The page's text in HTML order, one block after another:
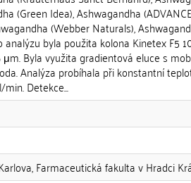
(Green Idea), Ashwagandha
(Webber Naturals),
analýzu byla použita kolona Kinetex F5
μm. Byla využita gradientová eluce s
Analýza probíhala při konstantní
Detekce...
Farmaceutická fakulta v Hradci